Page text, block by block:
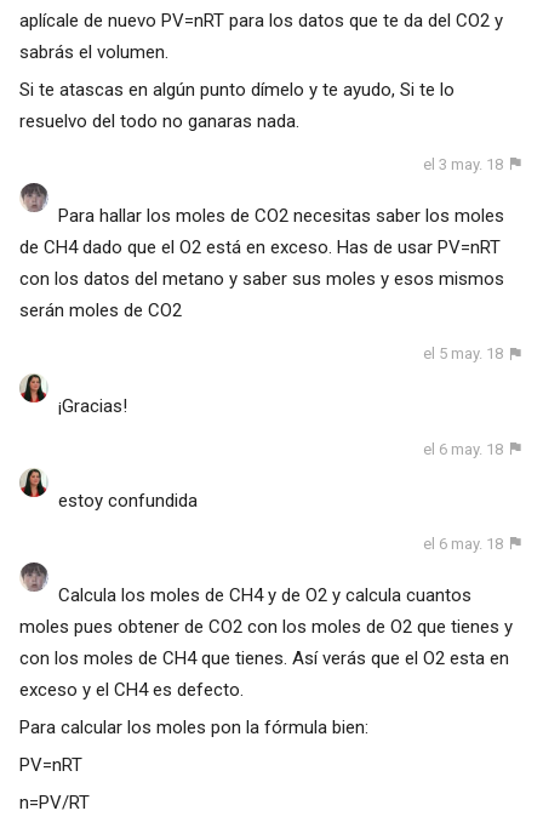
aplícale de nuevo PV=nRT para los datos que te da del CO2 y
sabrás el volumen.
Si te atascas en algún punto dímelo y te ayudo, Si te lo
resuelvo del todo no ganaras nada.
el 3 may. 18
Para hallar los moles de CO2 necesitas saber los moles
de CH4 dado que el O2 está en exceso. Has de usar PV=nRT
con los datos del metano y saber sus moles y esos mismos
serán moles de CO2
el 5 may. 18
¡Gracias!
el 6 may. 18
estoy confundida
el 6 may. 18
Calcula los moles de CH4 y de O2 y calcula cuantos
moles pues obtener de CO2 con los moles de O2 que tienes y
con los moles de CH4 que tienes. Así verás que el O2 esta en
exceso y el CH4 es defecto.
Para calcular los moles pon la fórmula bien:
PV=nRT
n=PV/RT